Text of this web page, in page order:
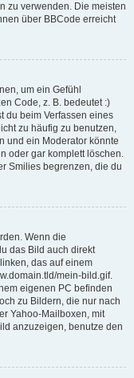
zu verwenden. Die meisten
über BBCode erreicht
um ein Gefühl
Code, z. B. bedeutet :)
du beim Verfassen eines
zu häufig zu benutzen,
und ein Moderator könnte
oder gar komplett löschen.
Smilies begrenzen, die du
Wenn die
das Bild auch direkt
das auf einem
mein-bild.gif.
eigenen PC befinden
zu Bildern, die nur nach
Yahoo-Mailboxen, mit
anzuzeigen, benutze den